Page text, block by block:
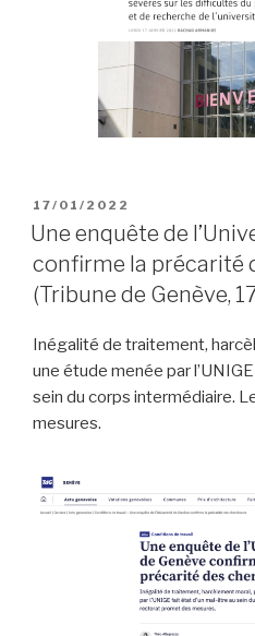
PUBLIÉ
LE
17/01/2022
Une enquête de
confirme la précarité
(Tribune de Genève,
Inégalité de traitement,
une étude menée par
sein du corps intermédiaire.
mesures.